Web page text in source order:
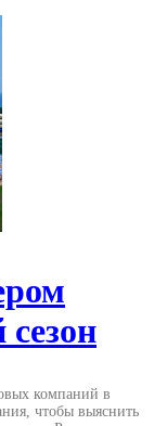
компаний в
чтобы выяснить